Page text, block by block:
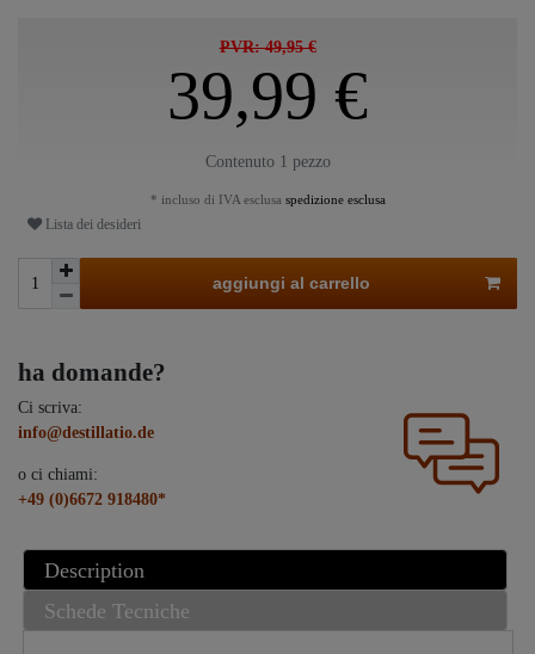
PVR: 49,95 €
39,99 €
Contenuto 1 pezzo
* incluso di IVA esclusa spedizione esclusa
Lista dei desideri
aggiungi al carrello
ha domande?
Ci scriva:
info@destillatio.de
o ci chiami:
+49 (0)6672 918480*
Description
Schede Tecniche